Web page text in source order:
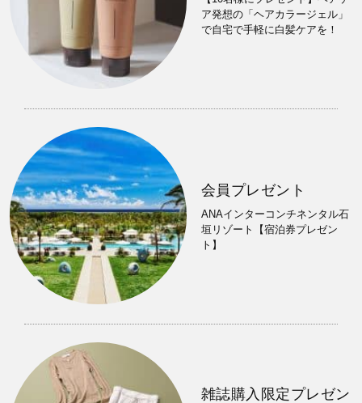
ア発想の「ヘアカラージェル」
で自宅で手軽に白髪ケアを！
会員プレゼント
ANAインターコンチネンタル石
垣リゾート【宿泊券プレゼン
ト】
雑誌購入限定プレゼン